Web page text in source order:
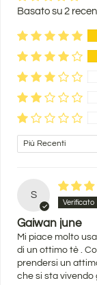
Basato su 2
Sort by
S
Gaiwan june
Mi piace molto
di un ottimo tè .
prendersi un
che si sta vivendo